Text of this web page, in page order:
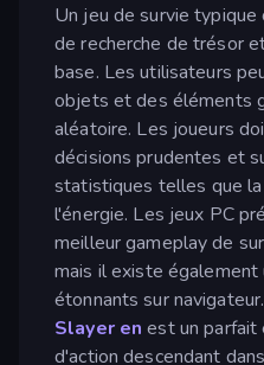
Un jeu de survie
de recherche de trésor
base. Les utilisateurs
objets et des éléments
aléatoire. Les joueurs
décisions prudentes et
statistiques telles que
l'énergie. Les jeux PC
meilleur gameplay de
mais il existe
étonnants sur navigateur.
Slayer enest un parfait
d'action descendant